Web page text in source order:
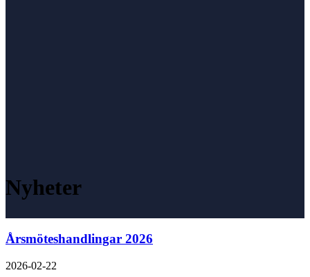
Nyheter
Årsmöteshandlingar 2026
2026-02-22